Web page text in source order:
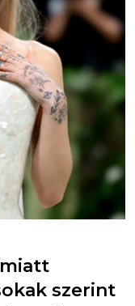
szerint